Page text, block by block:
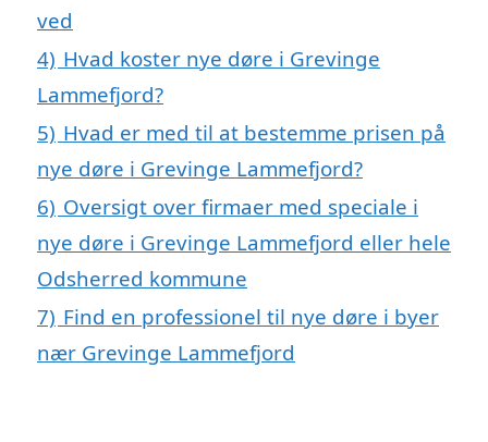
ved
4) Hvad koster nye døre i Grevinge
Lammefjord?
5) Hvad er med til at bestemme prisen på
nye døre i Grevinge Lammefjord?
6) Oversigt over firmaer med speciale i
nye døre i Grevinge Lammefjord eller hele
Odsherred kommune
7) Find en professionel til nye døre i byer
nær Grevinge Lammefjord